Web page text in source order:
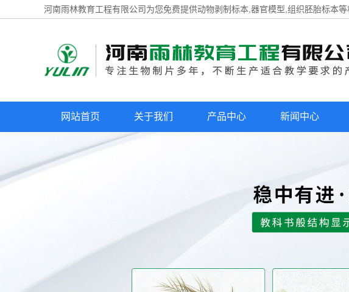
河南雨林教育工程有限公司为您免费提供动物剥制标本 ,器官模型,组织胚胎标本
网站首页 关于我们 产品中心 新闻中心